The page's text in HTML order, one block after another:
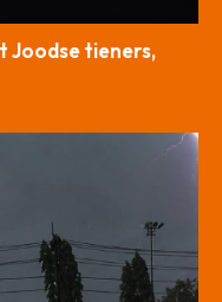
Joodse tieners,